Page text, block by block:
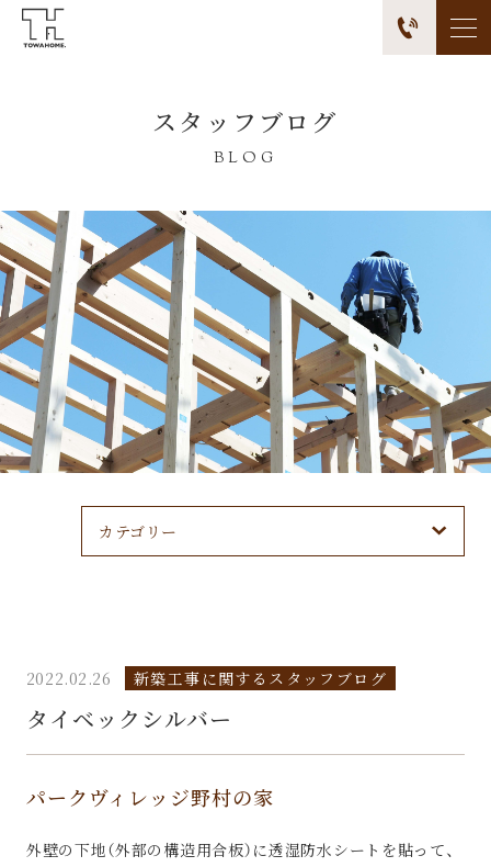
スタッフブログ
BLOG
カテゴリー
2022.02.26 新築工事に関するスタッフブログ
タイベックシルバー
パークヴィレッジ野村の家
外壁の下地（外部の構造用合板）に透湿防水シートを貼って、